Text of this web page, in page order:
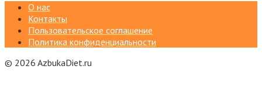
О нас
Контакты
Пользовательское соглашение
Политика конфиденциальности
© 2026 AzbukaDiet.ru